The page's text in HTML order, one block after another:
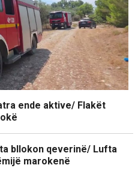
ende aktive/ Flakët
bllokon qeverinë/ Lufta
marokenë